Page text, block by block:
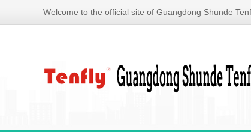
Welcome to the official site of Guangdong Shunde